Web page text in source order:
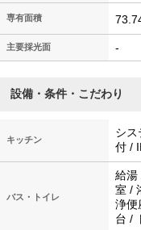
専有面積
主要採光面 -
設備・条件・こだわり
キッチン
シス
付 /
バス・トイレ
給湯
室 /
浄便
台 /